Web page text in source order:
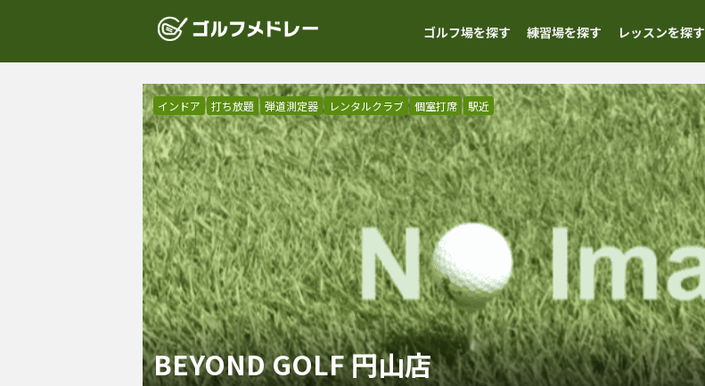
ゴルフ場を探す 練習場を探す レッスンを探す
インドア 打ち放題 弾道測定器 レンタルクラブ 個室打席 駅近
BEYOND GOLF 円山店